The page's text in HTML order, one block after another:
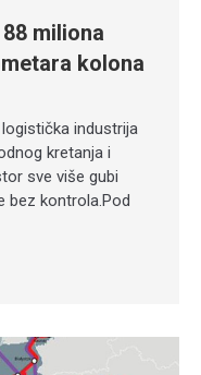
miliona
kolona
industrija
kretanja i
sve više gubi
bez kontrola.Pod